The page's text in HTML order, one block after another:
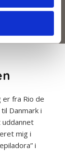
er fra Rio de
Danmark i
uddannet
mig i
i